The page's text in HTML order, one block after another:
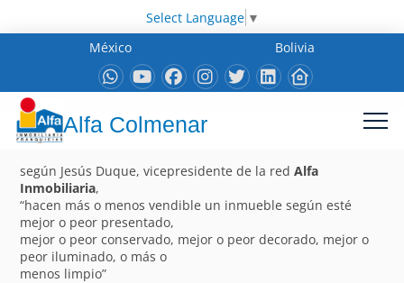
Select Language ▼
México
Bolivia
Alfa Colmenar
según Jesús Duque, vicepresidente de la redAlfa
Inmobiliaria,
“hacen más o menos vendible un inmueble según esté
mejor o peor presentado,
mejor o peor conservado, mejor o peor decorado, mejor o
peor iluminado, o más o
menos limpio”